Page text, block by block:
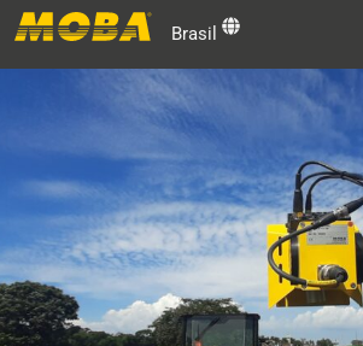
Brasil